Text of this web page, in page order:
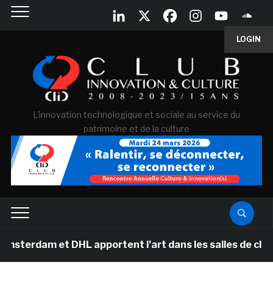
LOGIN
L'innovation technologique et sociale au service du
patrimoine et de la culture
et DHL apportent l’art dans les salles de classe des